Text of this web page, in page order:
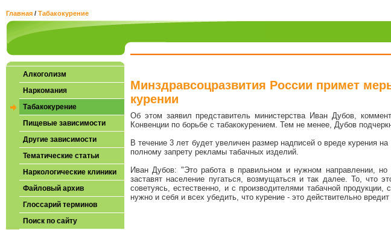
Главная / Табакокурение
Алкоголизм
Наркомания
Табакокурение
Пищевые зависимости
Другие зависимости
Тематические статьи
Наркологические клиники
Файловый архив
Глоссарий терминов
Поиск по сайту
Минздравсоцразвития России примет
курении
Об этом заявил представитель министерства Иван Дубов,
Конвенции по борьбе с табакокурением. Тем не менее, Дубов
В течение 3 лет будет увеличен размер надписей о вреде курения
полному запрету рекламы табачных изделий.
Иван Дубов: "Это работа в правильном и нужном направлении,
заставят население пугаться, возмущаться и так далее. То,
советуясь, естественно, и с производителями табачной
нужно и себя и всех убедить, что курение - это действительно